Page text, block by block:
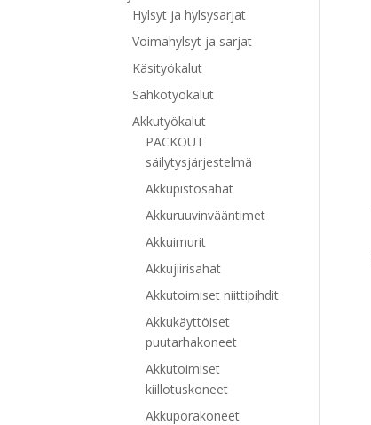
Hylsyt ja hylsysarjat
Voimahylsyt ja sarjat
Käsityökalut
Sähkötyökalut
Akkutyökalut
PACKOUT
säilytysjärjestelmä
Akkupistosahat
Akkuruuvinvääntimet
Akkuimurit
Akkujiirisahat
Akkutoimiset niittipihdit
Akkukäyttöiset
puutarhakoneet
Akkutoimiset
kiillotuskoneet
Akkuporakoneet